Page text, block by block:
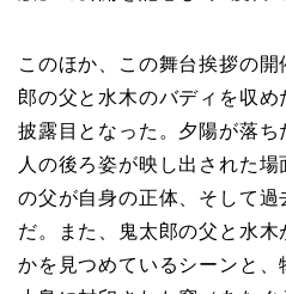
このほか、この舞台挨拶の
郎の父と水木のバディを収
披露目となった。夕陽が落
人の後ろ姿が映し出された
の父が自身の正体、そして
だ。また、鬼太郎の父と水
かを見つめているシーンと